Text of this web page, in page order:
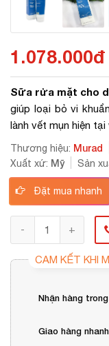
1.078.000đ
Sữa rửa mặt cho
giúp loại bỏ vi
lành vết mụn hiện
Thương hiệu: Murad
Xuất xứ: Mỹ Sản
Đặt mua nhanh
CAM KẾT KHI
Nhận hàng
Giao hàng